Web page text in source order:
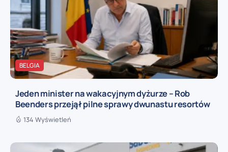
BELGIA
Jeden minister na wakacyjnym dyżurze – Rob
Beenders przejął pilne sprawy dwunastu resortów
134 Wyświetleń